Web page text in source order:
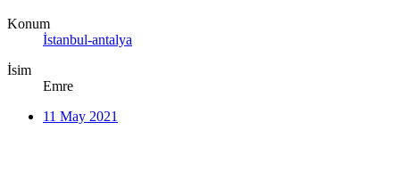
Konum
İstanbul-antalya
İsim
Emre
11 May 2021